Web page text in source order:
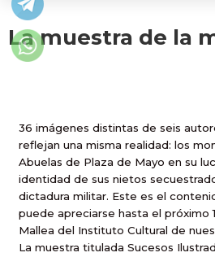
La muestra de la
36 imágenes distintas de seis
reflejan una misma realidad: los
Abuelas de Plaza de Mayo en su
identidad de sus nietos
dictadura militar. Este es el
puede apreciarse hasta el próximo
Mallea del Instituto Cultural de
La muestra titulada Sucesos